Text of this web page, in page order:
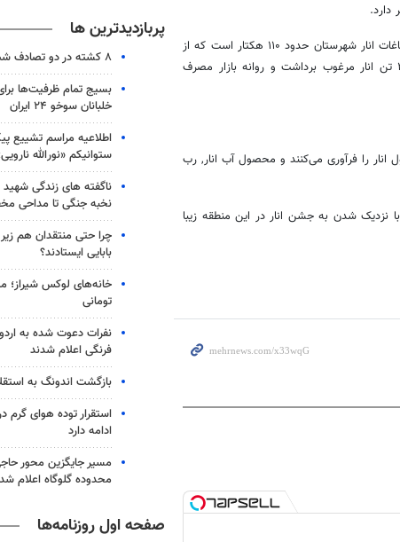
دارد.
مدیر جهاد کشاورزی شهرستان سیروان اضافه کرد: سطح زیر کشت انار باغات انار شهرستان حدود ۱۱۰ هکتار است که از
امسال ۲ هزار و ۲۰۰ تن انار مرغوب برداشت و روانه بازار مصرف
را فرآوری می‌کنند و محصول آب انار, رب
شدن به جشن انار در این منطقه زیبا
پربازدیدترین ها
۸ کشته در دو تصادف شب گذشته
بسیج تمام ظرفیت‌ها
خلبانان سوخو ۲۴ ایران
اطلاعیه مراسم تشییع
ستوانیکم «نورالله
ناگفته های زندگی
نخبه جنگی تا مداحی
چرا حتی منتقدان هم
بابایی ایستادند؟
خانه‌های لوکس شیراز؛
تومانی
نفرات دعوت شده به
فرنگی اعلام شدند
بازگشت اندونگ به
استقرار توده هوای گرم
ادامه دارد
مسیر جایگزین محور
محدوده گلوگاه اعلام شد
صفحه اول روزنامه‌ها